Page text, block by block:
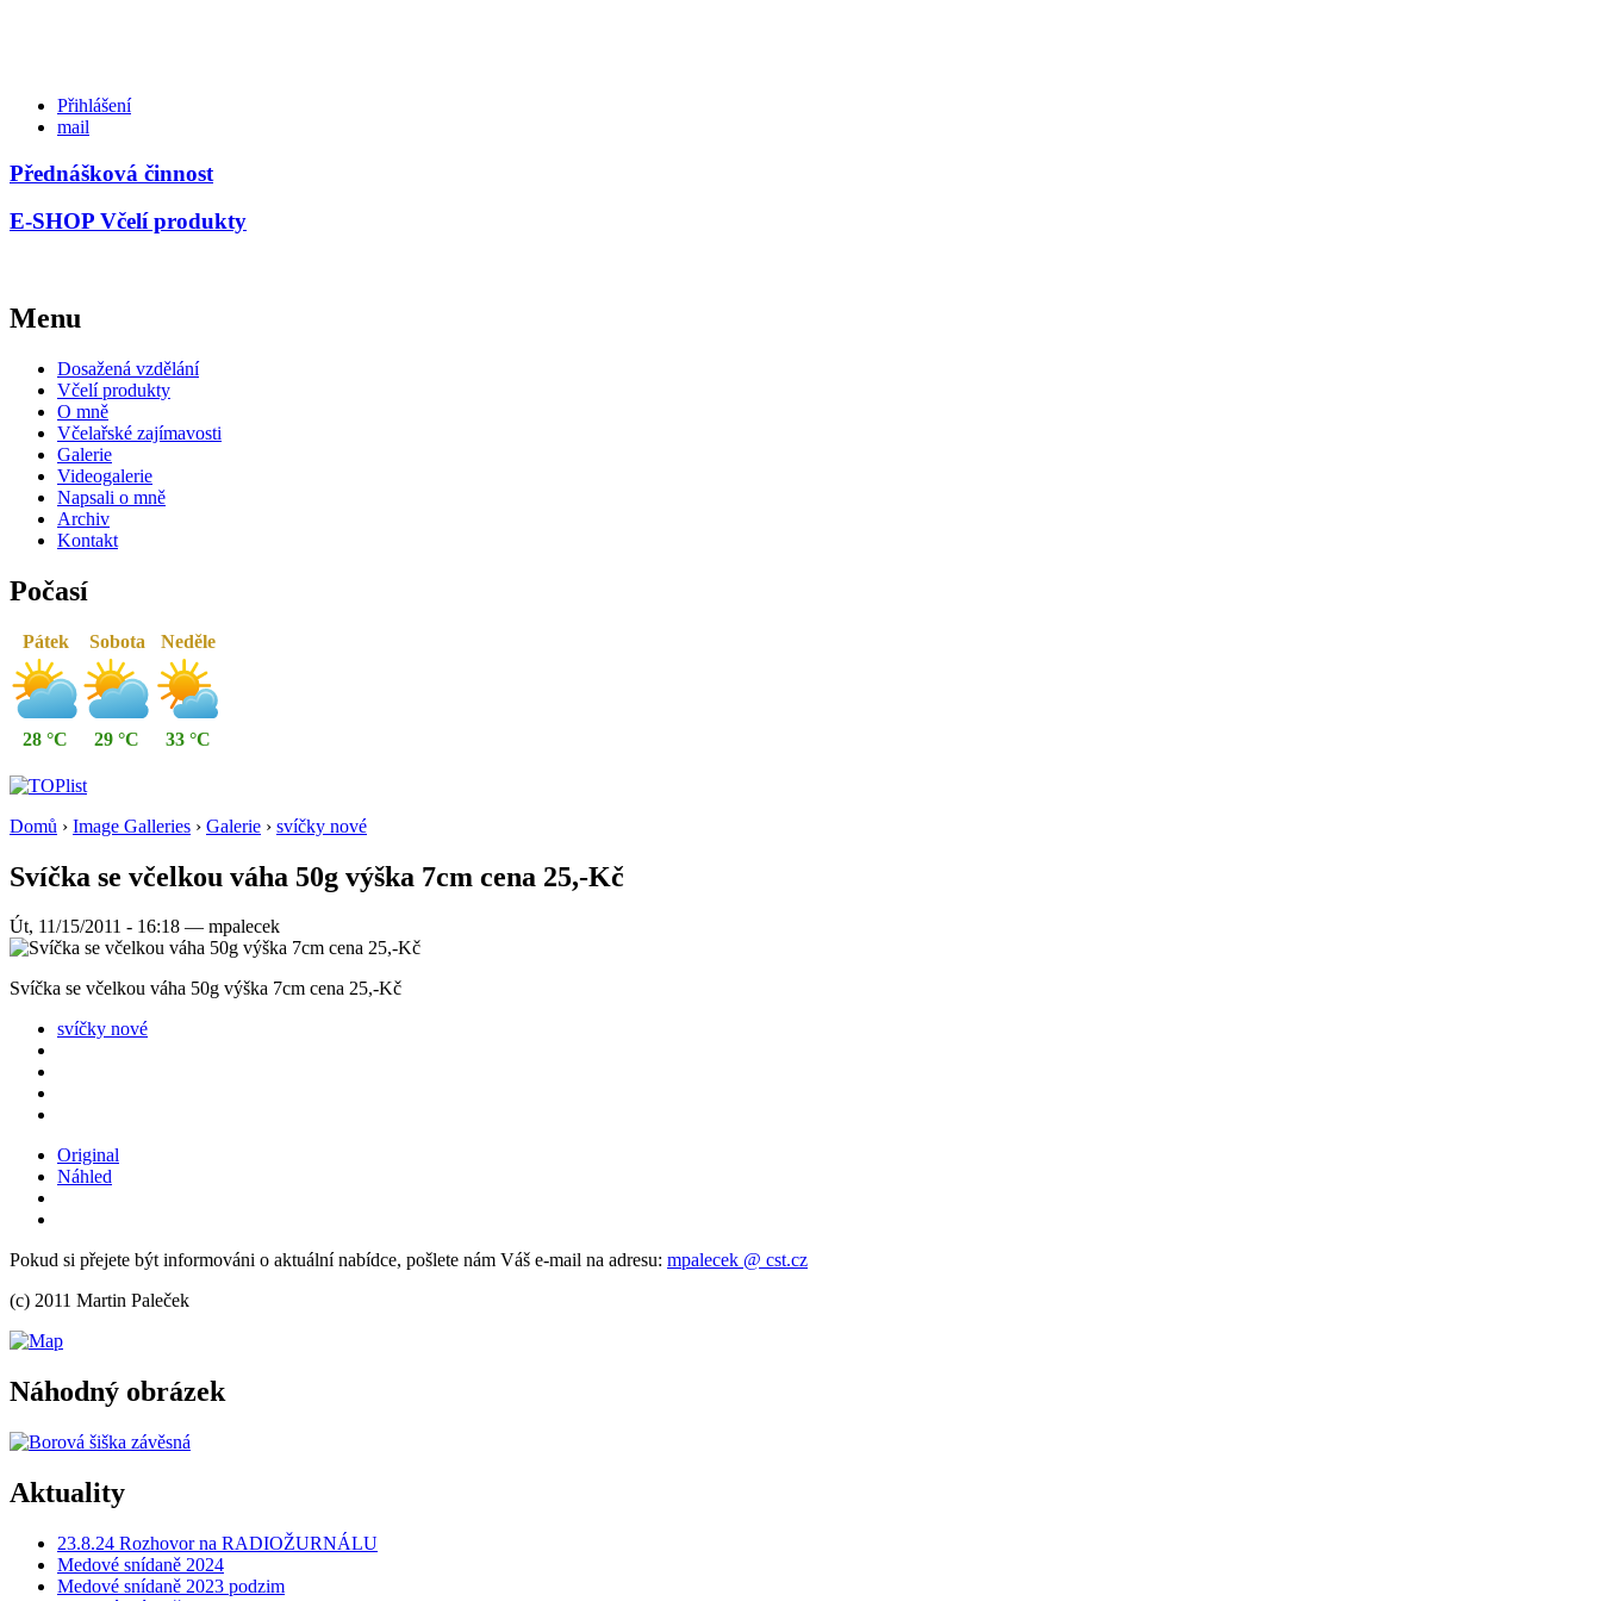
Přihlášení
mail
Přednášková činnost
E-SHOP Včelí produkty
Menu
Dosažená vzdělání
Včelí produkty
O mně
Včelařské zajímavosti
Galerie
Videogalerie
Napsali o mně
Archiv
Kontakt
Počasí
Pátek
28 °C
Sobota
29 °C
Neděle
33 °C
Domů › Image Galleries › Galerie › svíčky nové
Svíčka se včelkou váha 50g výška 7cm cena 25,-Kč
Út, 11/15/2011 - 16:18 — mpalecek
Svíčka se včelkou váha 50g výška 7cm cena 25,-Kč
svíčky nové
Original
Náhled
Pokud si přejete být informováni o aktuální nabídce, pošlete nám Váš e-mail na adresu: mpalecek @ cst.cz
(c) 2011 Martin Paleček
Náhodný obrázek
Aktuality
23.8.24 Rozhovor na RADIOŽURNÁLU
Medové snídaně 2024
Medové snídaně 2023 podzim